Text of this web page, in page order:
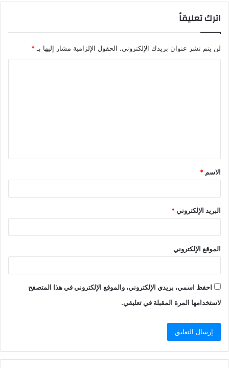
اترك تعليقاً
لن يتم نشر عنوان بريدك الإلكتروني. الحقول الإلزامية مشار إليها بـ*
ق
*
الاسم *
البريد الإلكتروني*
الموقع الإلكتروني
احفظ اسمي، بريدي الإلكتروني، والموقع الإلكتروني في هذا المتصفح
لاستخدامها المرة المقبلة في تعليقي.